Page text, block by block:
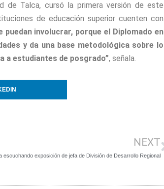
de Talca, cursó la primera versión de este
de educación superior cuenten con
involucrar, porque el Diplomado en
y da una base metodológica sobre lo
a estudiantes de posgrado”, señala.
NEXT
escuchando exposición de jefa de División de Desarrollo Regional